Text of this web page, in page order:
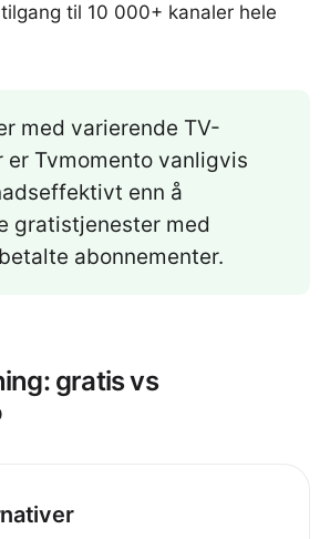
til 10 000+ kanaler hele
med varierende TV-
er Tvmomento vanligvis
enn å
gratistjenester med
abonnementer.
gratis vs